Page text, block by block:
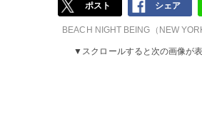
ポスト シェア
BEACH NIGHT BEING（NEW
▼スクロールすると次の画像が